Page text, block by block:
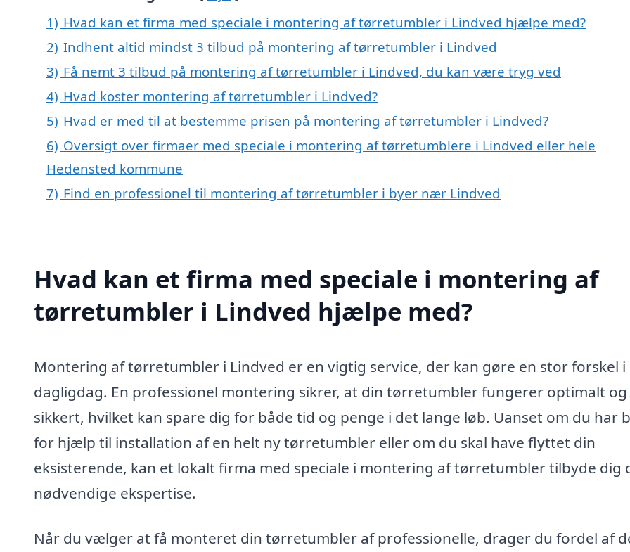
1) Hvad kan et firma med speciale i montering af tørretumbler i Lindved hjælpe med?
2) Indhent altid mindst 3 tilbud på montering af tørretumbler i Lindved
3) Få nemt 3 tilbud på montering af tørretumbler i Lindved, du kan være tryg ved
4) Hvad koster montering af tørretumbler i Lindved?
5) Hvad er med til at bestemme prisen på montering af tørretumbler i Lindved?
6) Oversigt over firmaer med speciale i montering af tørretumblere i Lindved eller hele
Hedensted kommune
7) Find en professionel til montering af tørretumbler i byer nær Lindved
Hvad kan et firma med speciale i montering af
tørretumbler i Lindved hjælpe med?
Montering af tørretumbler i Lindved er en vigtig service, der kan gøre en stor forskel i
dagligdag. En professionel montering sikrer, at din tørretumbler fungerer optimalt og
sikkert, hvilket kan spare dig for både tid og penge i det lange løb. Uanset om du har
for hjælp til installation af en helt ny tørretumbler eller om du skal have flyttet din
eksisterende, kan et lokalt firma med speciale i montering af tørretumbler tilbyde dig
nødvendige ekspertise.
Når du vælger at få monteret din tørretumbler af professionelle, drager du fordel af